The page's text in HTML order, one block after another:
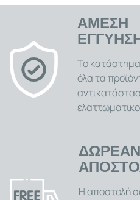
ΑΜΕΣΗ
Το
όλα τα
ΔΩΡΕΑΝ
Η αποστολή